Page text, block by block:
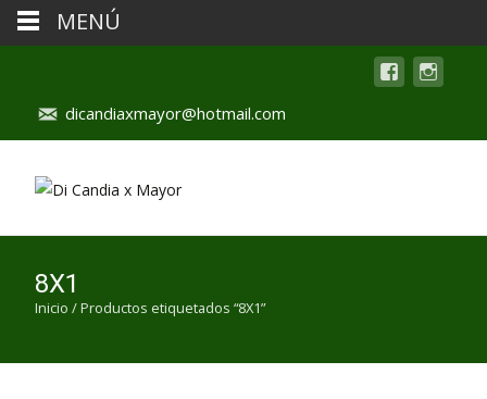
dicandiaxmayor@hotmail.com
8X1
Inicio / Productos etiquetados “8X1”
MENÚ